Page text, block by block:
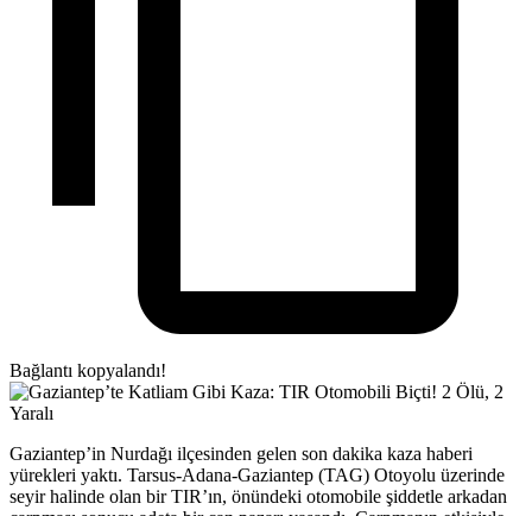
Bağlantı kopyalandı!
Gaziantep’in Nurdağı ilçesinden gelen son dakika kaza haberi
yürekleri yaktı. Tarsus-Adana-Gaziantep (TAG) Otoyolu üzerinde
seyir halinde olan bir TIR’ın, önündeki otomobile şiddetle arkadan